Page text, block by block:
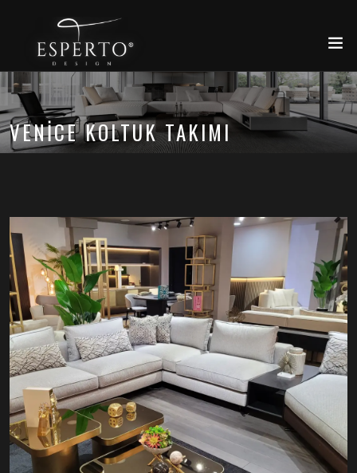
VENICE KOLTUK TAKIMI